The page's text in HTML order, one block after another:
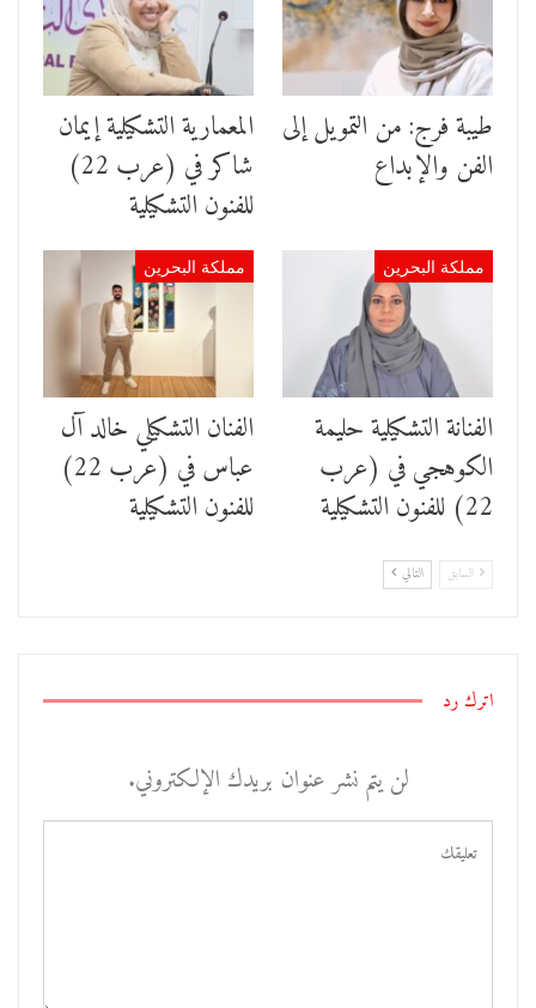
طيبة فرج: من التمويل إلى
الفن والإبداع
المعمارية التشكيلية إيمان
شاكر في (عرب 22)
للفنون التشكيلية
مملكة البحرين
الفنانة التشكيلية ﺣﻠﻴﻤﺔ
ﺍﻟﻜﻮﻫﺠﻲ في (عرب
22) للفنون التشكيلية
مملكة البحرين
الفنان التشكيلي خالد آل
عباس في (عرب 22)
للفنون التشكيلية
السابق التالي
اترك رد
لن يتم نشر عنوان بريدك الإلكتروني.